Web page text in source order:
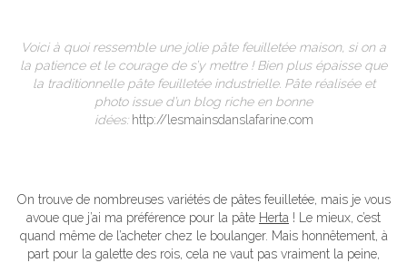
Voici à quoi ressemble une jolie pâte feuilletée maison, si on a
la patience et le courage de s’y mettre ! Bien plus épaisse que
la traditionnelle pâte feuilletée industrielle. Pâte réalisée et
photo issue d’un blog riche en bonne
idées: http://lesmainsdanslafarine.com
On trouve de nombreuses variétés de pâtes feuilletée, mais je vous
avoue que j’ai ma préférence pour la pâte Herta ! Le mieux, c’est
quand même de l’acheter chez le boulanger. Mais honnêtement, à
part pour la galette des rois, cela ne vaut pas vraiment la peine,